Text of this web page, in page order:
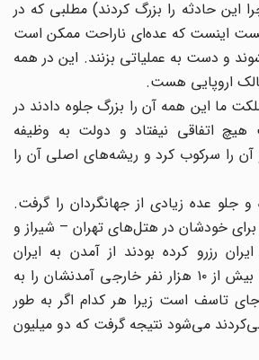
این حادثه را بزرگ کردند) مطلبی که در
اینست که عده‌ای ناراحت ممکن است
و دست به عملیاتی بزنند. این در همه
اروپایی هست.
ما این همه آن را بزرگ جلوه دادند در
اتفاقی نیفتاد و دولت به وظیفه
را سرکوب کرد و ریشه‌های اصلی آن را
عده زیادی از جهانگردان را گرفت.
خودشان در هتل‌های تهران – شیراز و
رزرو کرده بودند از آمدن به ایران
خودداری کرده بودند و بیش از ۱۰ هزار نفر خارجی آمدنشان را به
تاسف است زیرا هر کدام اگر به طور
می‌کردند می‌شود نتیجه گرفت که دو میلیون